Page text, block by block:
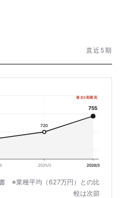
直近5期
720
755
過去5期最高
2025/3 2026/3
※業種平均（627万円）との比
較は次節